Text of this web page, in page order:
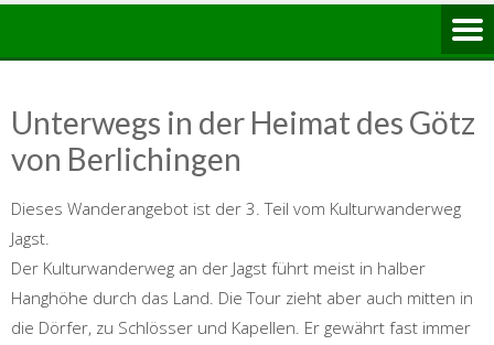
Unterwegs in der Heimat des Götz
von Berlichingen
Dieses Wanderangebot ist der 3. Teil vom Kulturwanderweg
Jagst.
Der Kulturwanderweg an der Jagst führt meist in halber
Hanghöhe durch das Land. Die Tour zieht aber auch mitten in
die Dörfer, zu Schlösser und Kapellen. Er gewährt fast immer